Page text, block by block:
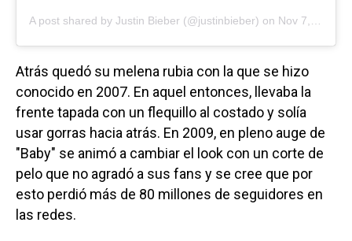
A post shared by Justin Bieber (@justinbieber) on Nov 7, 2020 at 11:10am PST
Atrás quedó su melena rubia con la que se hizo
conocido en 2007. En aquel entonces, llevaba la
frente tapada con un flequillo al costado y solía
usar gorras hacia atrás. En 2009, en pleno auge de
"Baby" se animó a cambiar el look con un corte de
pelo que no agradó a sus fans y se cree que por
esto perdió más de 80 millones de seguidores en
las redes.